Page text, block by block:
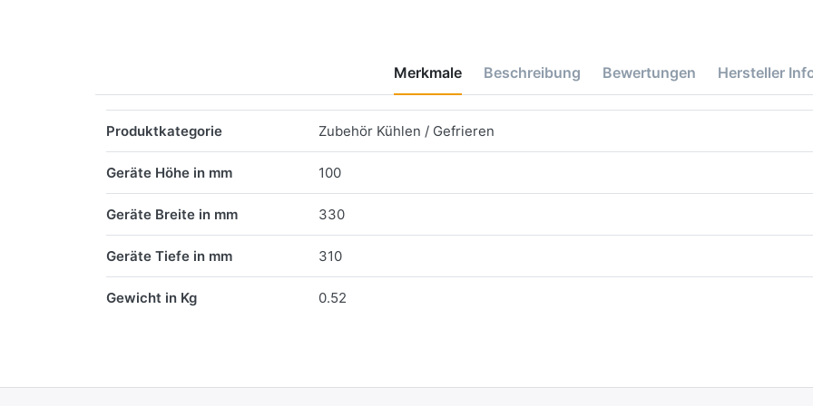
Merkmale Beschreibung Bewertungen Hersteller
Produktkategorie Zubehör Kühlen / Gefrieren
Geräte Höhe in mm 100
Geräte Breite in mm 330
Geräte Tiefe in mm 310
Gewicht in Kg 0.52